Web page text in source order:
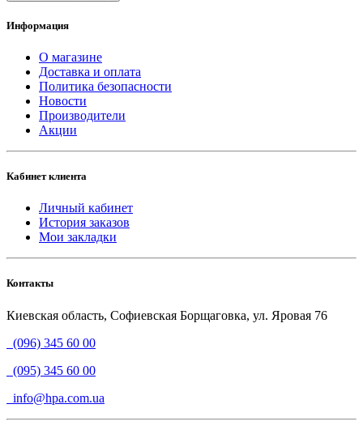
Информация
О магазине
Доставка и оплата
Политика безопасности
Новости
Производители
Акции
Кабинет клиента
Личный кабинет
История заказов
Мои закладки
Контакты
Киевская область, Софиевская Борщаговка, ул. Яровая 76
(096) 345 60 00
(095) 345 60 00
info@hpa.com.ua